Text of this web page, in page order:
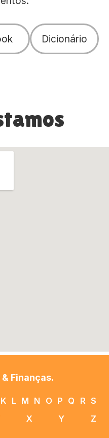
Dicionário
Finanças.
K L M N O P Q R S
X Y Z